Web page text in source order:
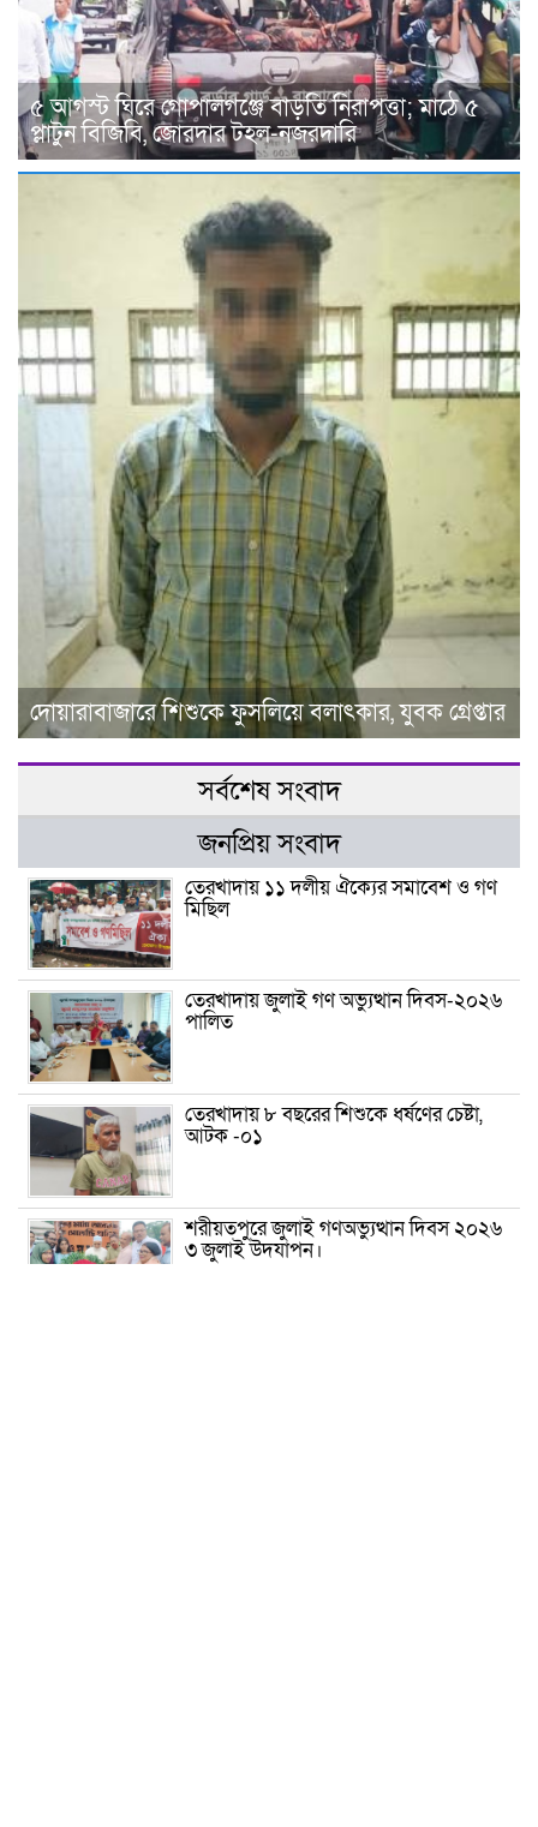
৫ আগস্ট ঘিরে গোপালগঞ্জে বাড়তি নিরাপত্তা; মাঠে ৫
প্লাটুন বিজিবি, জোরদার টহল-নজরদারি
দোয়ারাবাজারে শিশুকে ফুসলিয়ে বলাৎকার, যুবক গ্রেপ্তার
সর্বশেষ সংবাদ
জনপ্রিয় সংবাদ
তেরখাদায় ১১ দলীয় ঐক্যের সমাবেশ ও গণ
মিছিল
তেরখাদায় জুলাই গণ অভ্যুত্থান দিবস-২০২৬
পালিত
তেরখাদায় ৮ বছরের শিশুকে ধর্ষণের চেষ্টা,
আটক -০১
শরীয়তপুরে জুলাই গণঅভ্যুত্থান দিবস ২০২৬
৩ জুলাই উদযাপন।